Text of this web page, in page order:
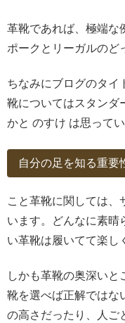
革靴であれば、極端な
ポークとリーガルのど
ちなみにブログのタイ
靴についてはスタンダ
かと のすけ は思ってい
自分の足を知る重要
こと革靴に関しては、
います。どんなに素晴
い革靴は履いてて楽し
しかも革靴の奥深い
靴を選べば正解ではな
の高さだったり、人ご